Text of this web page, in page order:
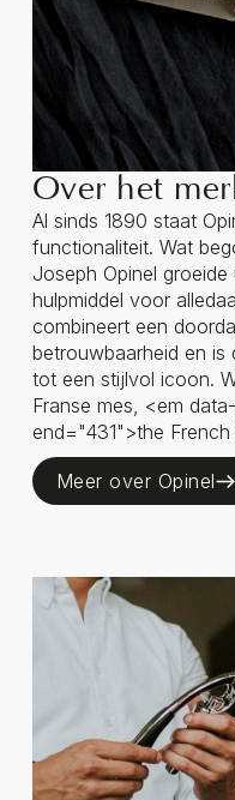
Over het
Al sinds 1890 staat
functionaliteit. Wat
Joseph Opinel
hulpmiddel voor
combineert een
betrouwbaarheid en is
tot een stijlvol icoon.
Franse mes, <em
end="431">the
Meer over Opinel